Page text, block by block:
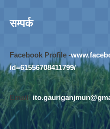
सम्पर्क
Facebook Profile -
id=61556708411799/
Email-